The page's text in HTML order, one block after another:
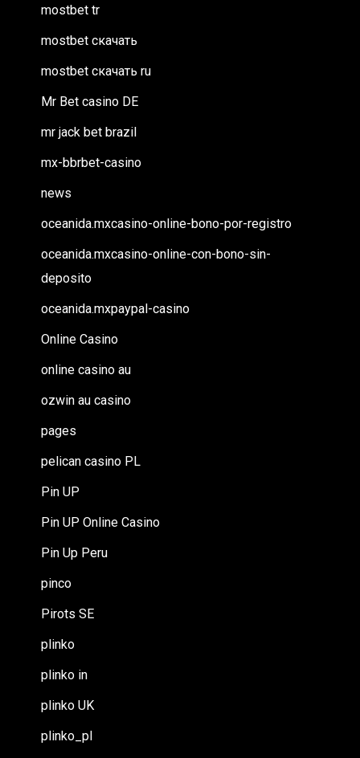
mostbet tr
mostbet скачать
mostbet скачать ru
Mr Bet casino DE
mr jack bet brazil
mx-bbrbet-casino
news
oceanida.mxcasino-online-bono-por-registro
oceanida.mxcasino-online-con-bono-sin-
deposito
oceanida.mxpaypal-casino
Online Casino
online casino au
ozwin au casino
pages
pelican casino PL
Pin UP
Pin UP Online Casino
Pin Up Peru
pinco
Pirots SE
plinko
plinko in
plinko UK
plinko_pl